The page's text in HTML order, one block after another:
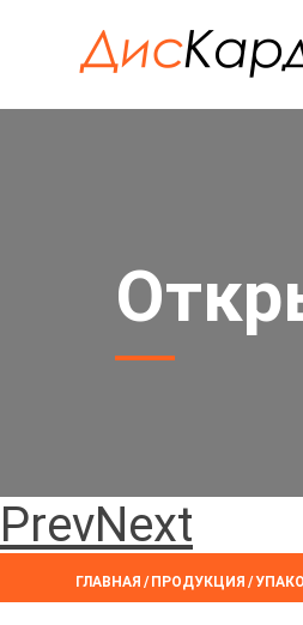
PrevNext
ГЛАВНАЯ / ПРОДУКЦИЯ /